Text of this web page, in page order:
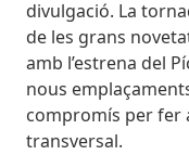
divulgació. La
de les grans
amb l’estrena del
nous
compromís per fer
transversal.